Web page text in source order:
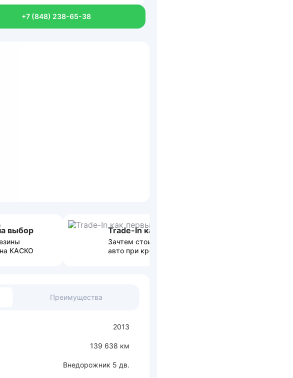
+7 (848) 238-65-38
выбор
КАСКО
Trade-In как первый взнос
Зачтем стоимость вашего
авто при кредитовании
Преимущества
2013
139 638 км
Внедорожник 5 дв.